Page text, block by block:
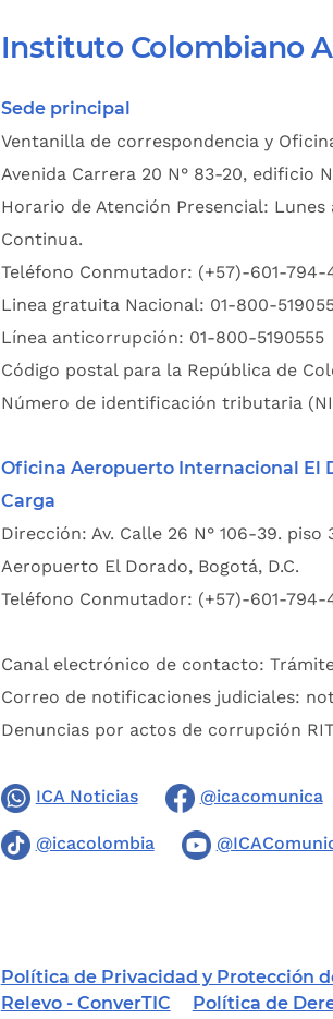
Instituto Colombiano
Sede principal
Ventanilla de correspondencia y
Avenida Carrera 20 N° 83-20, edificio
Horario de Atención Presencial:
Continua.
Teléfono Conmutador: (+57)-601-794-
Linea gratuita Nacional: 01-800-
Línea anticorrupción: 01-800-5190555
Código postal para la República de
Número de identificación tributaria
Oficina Aeropuerto Internacional El
Carga
Dirección: Av. Calle 26 N° 106-39.
Aeropuerto El Dorado, Bogotá, D.C.
Teléfono Conmutador: (+57)-601-794-
Canal electrónico de contacto:
Correo de notificaciones judiciales:
Denuncias por actos de corrupción
ICA Noticias @icacomunica
@icacolombia
Política de Privacidad y Protección
Relevo - ConverTIC
Política de